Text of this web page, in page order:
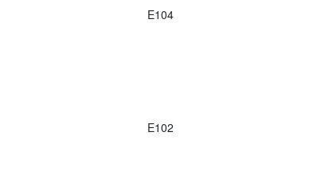
E104
E102